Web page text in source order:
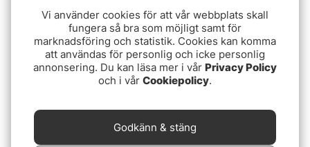
Vi använder cookies för att vår webbplats skall
fungera så bra som möjligt samt för
marknadsföring och statistik. Cookies kan komma
att användas för personlig och icke personlig
annonsering. Du kan läsa mer i vår Privacy Policy
och i vår Cookiepolicy.
Godkänn & stäng